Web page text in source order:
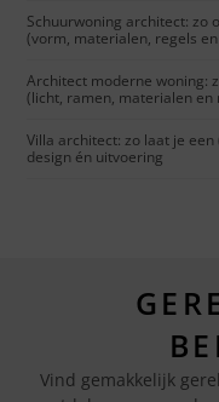
Schuurwoning architect: zo
(vorm, materialen, regels
Architect moderne woning:
(licht, ramen, materialen en
Villa architect: zo laat je
design én uitvoering
Vind gemakkelijk